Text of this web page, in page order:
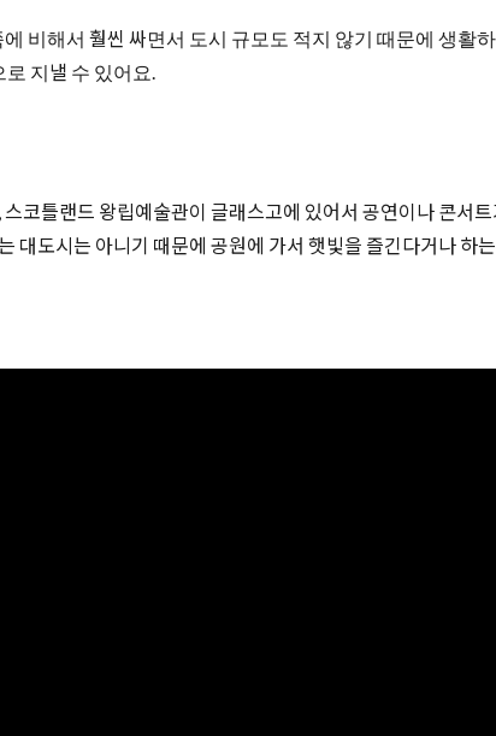
비해서 훨씬 싸면서 도시 규모도 적지 않기 때문에 생
지낼 수 있어요.
스코틀랜드 왕립예술관이 글래스고에 있어서 공연이나 콘서
대도시는 아니기 때문에 공원에 가서 햇빛을 즐긴다거나